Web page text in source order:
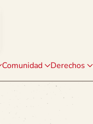
Comunidad Derechos